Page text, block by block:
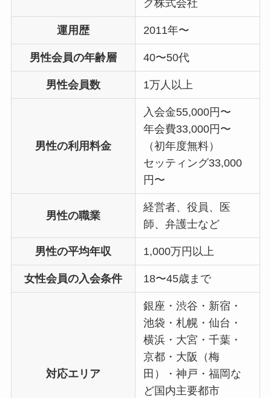
グ株式会社
運用歴 2011年〜
男性会員の年齢層 40〜50代
男性会員数 1万人以上
男性の利用料金
入会金55,000円〜
年会費33,000円〜
（初年度無料）
セッティング33,000
円〜
男性の職業
経営者、役員、医
師、弁護士など
男性の平均年収 1,000万円以上
女性会員の入会条件 18〜45歳まで
対応エリア
銀座・渋谷・新宿・
池袋・札幌・仙台・
横浜・大宮・千葉・
京都・大阪（梅
田）・神戸・福岡な
ど国内主要都市